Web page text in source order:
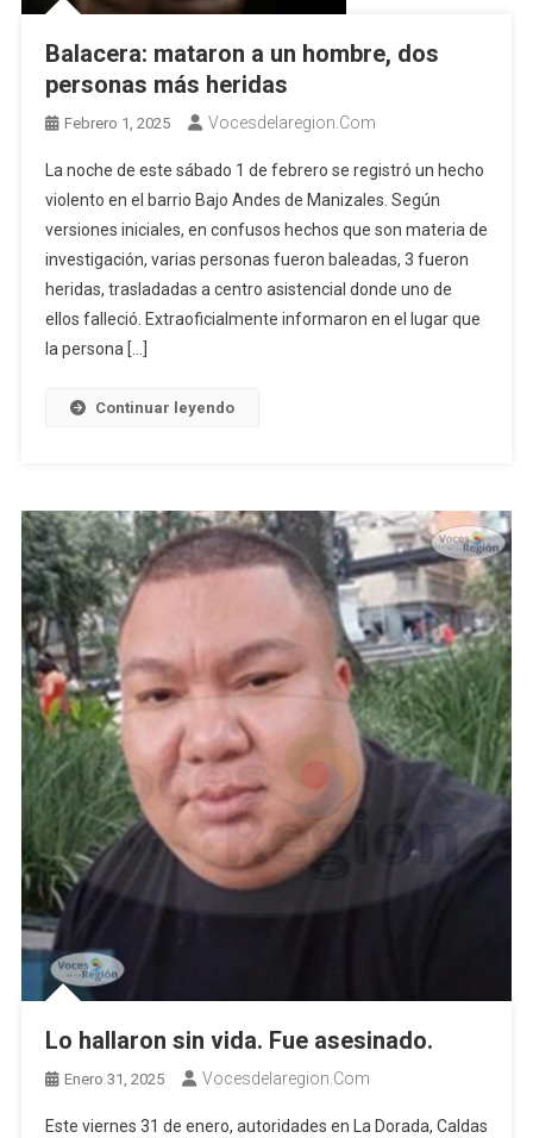
Balacera: mataron a un hombre, dos
personas más heridas
Febrero 1, 2025 Vocesdelaregion.com
La noche de este sábado 1 de febrero se registró un hecho
violento en el barrio Bajo Andes de Manizales. Según
versiones iniciales, en confusos hechos que son materia de
investigación, varias personas fueron baleadas, 3 fueron
heridas, trasladadas a centro asistencial donde uno de
ellos falleció. Extraoficialmente informaron en el lugar que
la persona […]
Continuar leyendo
Lo hallaron sin vida. Fue asesinado.
Enero 31, 2025 Vocesdelaregion.com
Este viernes 31 de enero, autoridades en La Dorada, Caldas